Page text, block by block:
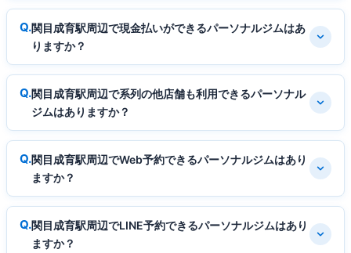
関目成育駅周辺で現金払いができるパーソナルジムはあ
りますか？
関目成育駅周辺で系列の他店舗も利用できるパーソナル
ジムはありますか？
関目成育駅周辺でWeb予約できるパーソナルジムはあり
ますか？
関目成育駅周辺でLINE予約できるパーソナルジムはあり
ますか？